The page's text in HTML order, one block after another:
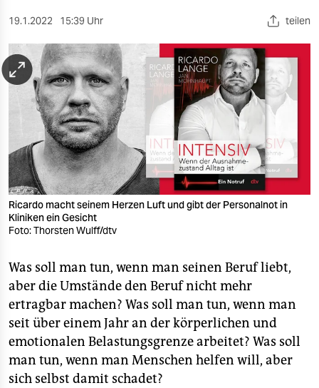
nord
wahrheit
verlag
verlag
veranstaltungen
shop
fragen & hilfe
unterstützen
genossenschaft
epaper login
19.1.2022 15:39 Uhr teilen
Ricardo macht seinem Herzen Luft und gibt der Personalnot in
Kliniken ein Gesicht
Foto: Thorsten Wulff/dtv
Was soll man tun, wenn man seinen Beruf liebt,
aber die Umstände den Beruf nicht mehr
ertragbar machen? Was soll man tun, wenn man
seit über einem Jahr an der körperlichen und
emotionalen Belastungsgrenze arbeitet? Was soll
man tun, wenn man Menschen helfen will, aber
sich selbst damit schadet?